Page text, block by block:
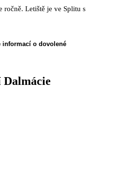
ročně. Letiště je ve Splitu s
informací o dovolené
Dalmácie